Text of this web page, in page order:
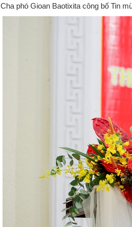
Cha phó Gioan Baotixita công bố Tin